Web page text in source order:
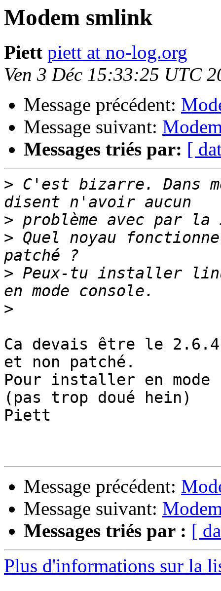
Modem smlink
Piett piett at no-log.org
Ven 3 Déc 15:33:25 UTC
Message précédent:
Message suivant:
Messages triés par: [
> C'est bizarre. Dans
>
> Quel noyau
> Peux-tu installer
>
Ca devais être le 2.6.4
et non patché.
Pour installer en mode
(pas trop doué hein)
Piett
Message précédent:
Message suivant:
Messages triés par : [
Plus d'informations sur la